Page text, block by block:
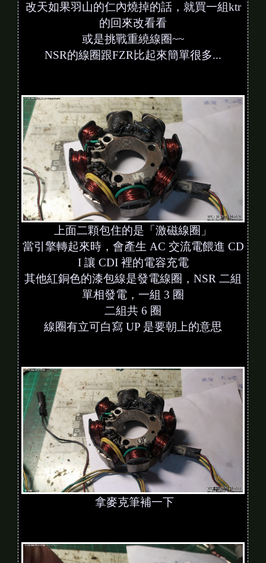
改天如果羽山的仁內燒掉的話，就買一組ktr
的回來改看看
或是挑戰重繞線圈~~
NSR的線圈跟FZR比起來簡單很多...
上面二顆包住的是「激磁線圈」
當引擎轉起來時，會產生 AC 交流電餵進 CD
I 讓 CDI 裡的電容充電
其他紅銅色的漆包線是發電線圈，NSR 二組
單相發電，一組 3 圈
二組共 6 圈
線圈有立可白寫 UP 是要朝上的意思
拿麥克筆補一下